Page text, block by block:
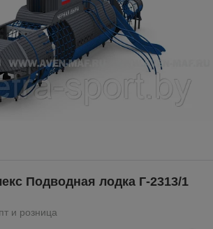
Подводная лодка Г-2313/1
и розница